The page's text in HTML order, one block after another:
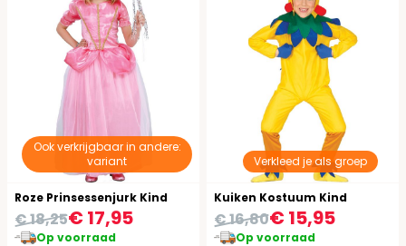
Ook verkrijgbaar in andere:
variant
Roze Prinsessenjurk Kind
€ 17,95
€ 18,25
Op voorraad
Verkleed je als groep
Kuiken Kostuum Kind
€ 15,95
€ 16,80
Op voorraad